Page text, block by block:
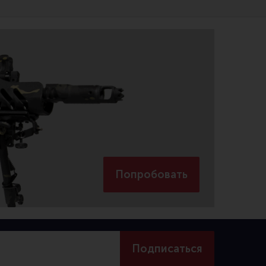
Попробовать
Подписаться